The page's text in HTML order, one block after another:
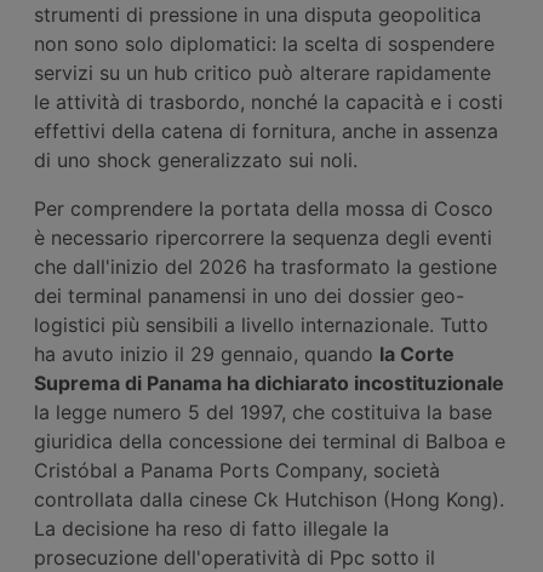
strumenti di pressione in una disputa geopolitica
non sono solo diplomatici: la scelta di sospendere
servizi su un hub critico può alterare rapidamente
le attività di trasbordo, nonché la capacità e i costi
effettivi della catena di fornitura, anche in assenza
di uno shock generalizzato sui noli.
Per comprendere la portata della mossa di Cosco
è necessario ripercorrere la sequenza degli eventi
che dall'inizio del 2026 ha trasformato la gestione
dei terminal panamensi in uno dei dossier geo-
logistici più sensibili a livello internazionale. Tutto
ha avuto inizio il 29 gennaio, quando la Corte
Suprema di Panama ha dichiarato incostituzionale
la legge numero 5 del 1997, che costituiva la base
giuridica della concessione dei terminal di Balboa e
Cristóbal a Panama Ports Company, società
controllata dalla cinese Ck Hutchison (Hong Kong).
La decisione ha reso di fatto illegale la
prosecuzione dell'operatività di Ppc sotto il